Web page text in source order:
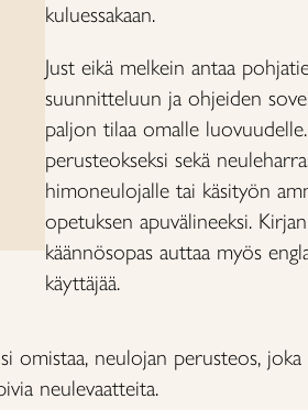
kuluessakaan.
Just eikä melkein antaa
suunnitteluun ja ohjeiden
paljon tilaa omalle
perusteokseksi sekä
himoneulojalle tai käsityön
opetuksen apuvälineeksi.
käännösopas auttaa myös
käyttäjää.
omistaa, neulojan perusteos,
neulevaatteita.